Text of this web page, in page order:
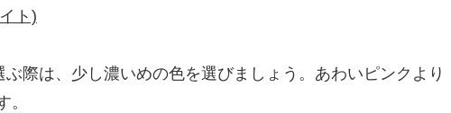
ト)
際は、少し濃いめの色を選びましょう。あわいピンクより
。